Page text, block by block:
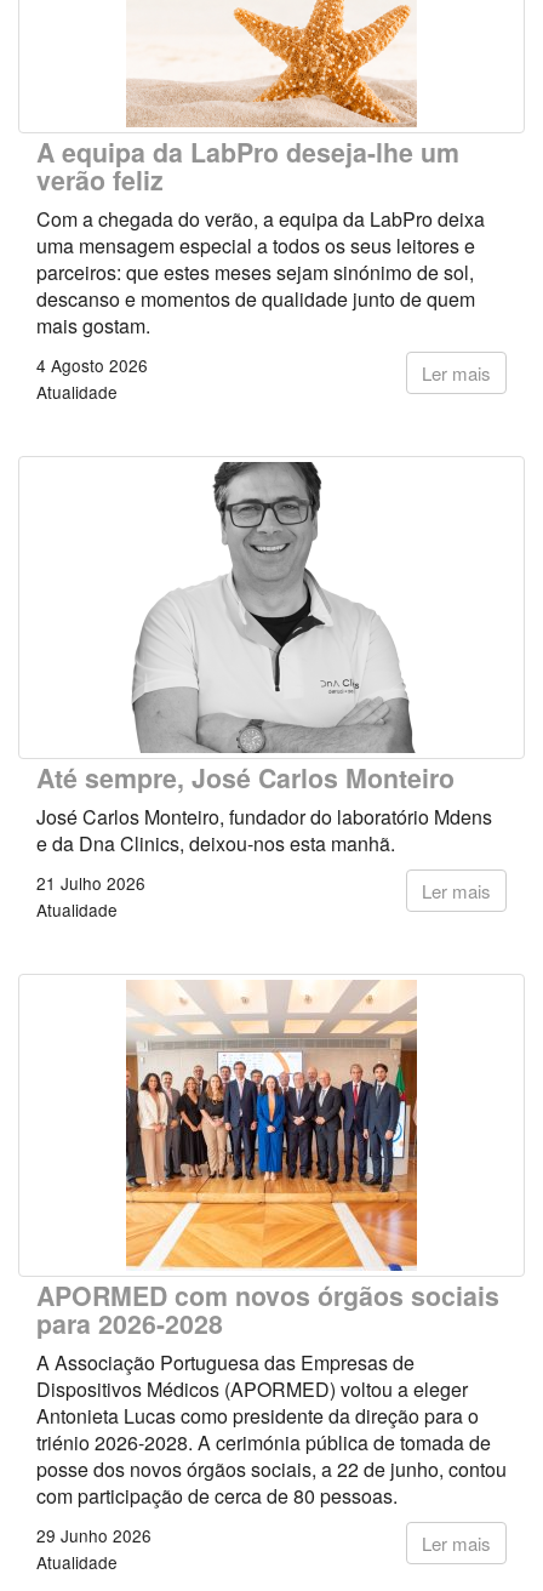
A equipa da LabPro deseja-lhe um
verão feliz
Com a chegada do verão, a equipa da LabPro deixa
uma mensagem especial a todos os seus leitores e
parceiros: que estes meses sejam sinónimo de sol,
descanso e momentos de qualidade junto de quem
mais gostam.
Ler mais
4 Agosto 2026
Atualidade
Até sempre, José Carlos Monteiro
José Carlos Monteiro, fundador do laboratório Mdens
e da Dna Clinics, deixou-nos esta manhã.
Ler mais
21 Julho 2026
Atualidade
APORMED com novos órgãos sociais
para 2026-2028
A Associação Portuguesa das Empresas de
Dispositivos Médicos (APORMED) voltou a eleger
Antonieta Lucas como presidente da direção para o
triénio 2026-2028. A cerimónia pública de tomada de
posse dos novos órgãos sociais, a 22 de junho, contou
com participação de cerca de 80 pessoas.
Ler mais
29 Junho 2026
Atualidade